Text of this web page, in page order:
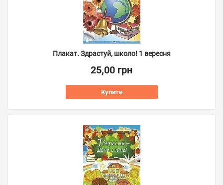
Плакат. Здрастуй, школо! 1 вересня
25,00 грн
Купити